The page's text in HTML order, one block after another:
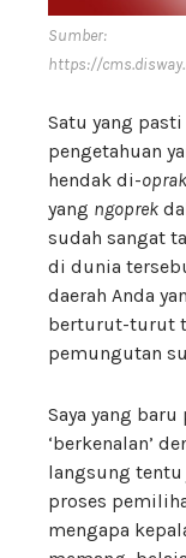
Sumber:
https://
Satu yang
pengetahuan
hendak di-
yang ngoprek
sudah sangat
di dunia
daerah Anda
berturut-turut
pemungutan
Saya yang
‘berkenalan’
langsung
proses
mengapa